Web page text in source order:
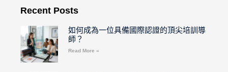
Recent Posts
如何成為一位具備國際認證的頂尖培訓導
師？
Read More »